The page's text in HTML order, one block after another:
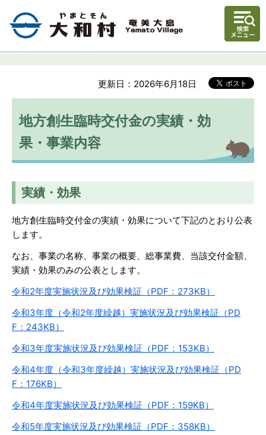
更新日：2026年6月18日
地方創生臨時交付金の実績・効
果・事業内容
実績・効果
地方創生臨時交付金の実績・効果について下記のとおり公表
します。
なお、事業の名称、事業の概要、総事業費、当該交付金額、
実績・効果のみの公表とします。
令和2年度実施状況及び効果検証（PDF：273KB）
令和3年度（令和2年度繰越）実施状況及び効果検証（PD
F：243KB）
令和3年度実施状況及び効果検証（PDF：153KB）
令和4年度（令和3年度繰越）実施状況及び効果検証（PD
F：176KB）
令和4年度実施状況及び効果検証（PDF：159KB）
令和5年度実施状況及び効果検証（PDF：358KB）